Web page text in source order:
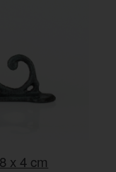
x 4 cm